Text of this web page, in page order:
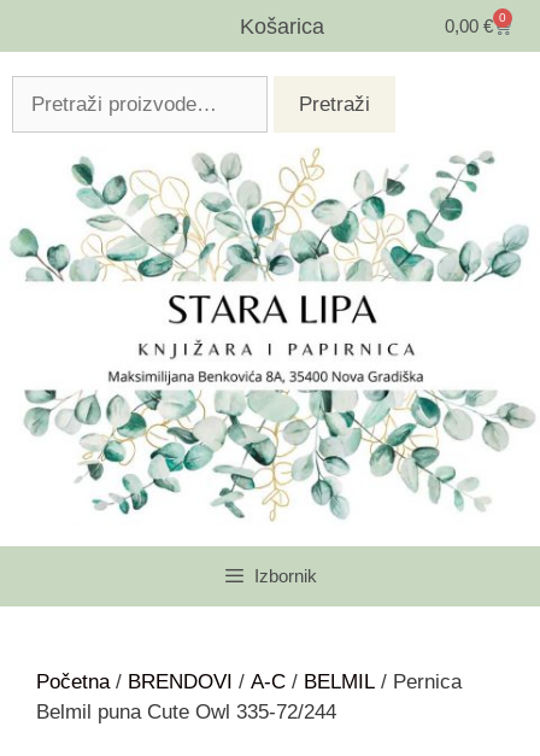
Košarica 0,00 € 0
Pretraži
Izbornik
Početna/ BRENDOVI / A-C / BELMIL / Pernica
Belmil puna Cute Owl 335-72/244